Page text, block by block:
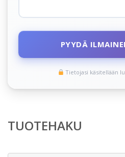
PYYDÄ
Tietojasi käsitellään
TUOTEHAKU